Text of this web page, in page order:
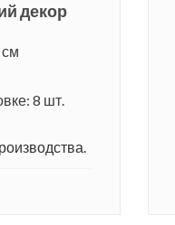
декор
8 шт.